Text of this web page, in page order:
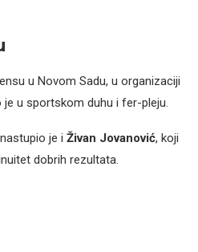
u Novom Sadu, u organizaciji
je u sportskom duhu i fer-pleju.
je i Živan Jovanović, koji
dobrih rezultata.